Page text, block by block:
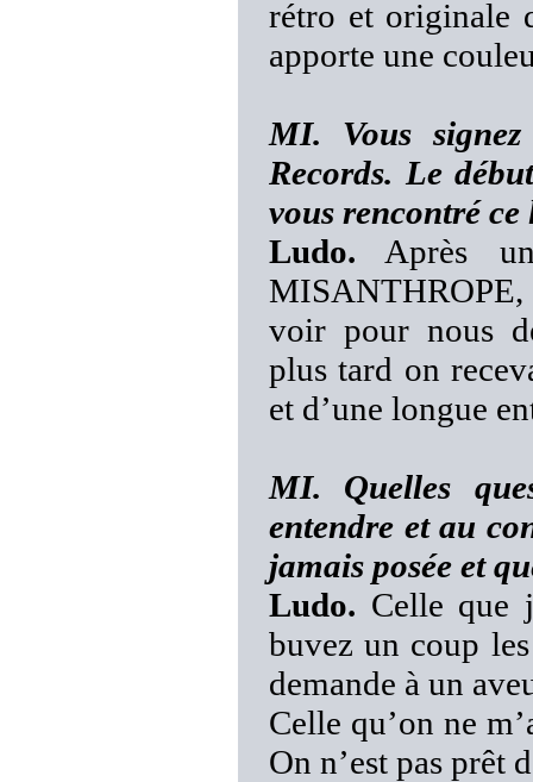
rétro et originale
apporte une
MI. Vous
Records. Le
vous rencontré
Ludo. Après
voir pour nous
plus tard on
et d’une longue
MI. Quelles
entendre et au
jamais posée et
Ludo. Celle que
buvez un coup
demande à un
Celle qu’on ne
On n’est pas prêt